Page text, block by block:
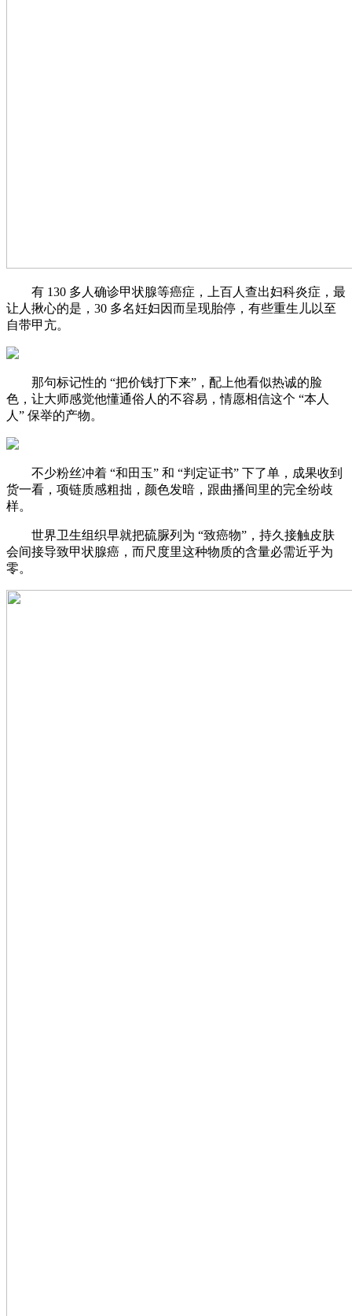
有 130 多人确诊甲状腺等癌症，上百人查出妇科炎症，最
让人揪心的是，30 多名妊妇因而呈现胎停，有些重生儿以至
自带甲亢。
那句标记性的 “把价钱打下来”，配上他看似热诚的脸
色，让大师感觉他懂通俗人的不容易，情愿相信这个 “本人
人” 保举的产物。
不少粉丝冲着 “和田玉” 和 “判定证书” 下了单，成果收到
货一看，项链质感粗拙，颜色发暗，跟曲播间里的完全纷歧
样。
世界卫生组织早就把硫脲列为 “致癌物”，持久接触皮肤
会间接导致甲状腺癌，而尺度里这种物质的含量必需近乎为
零。